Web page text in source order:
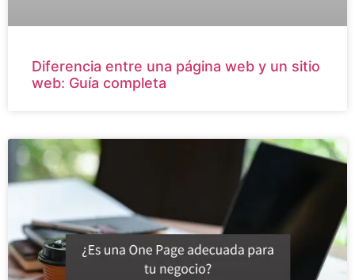
Diferencia entre una página web y un sitio
web: Guía completa